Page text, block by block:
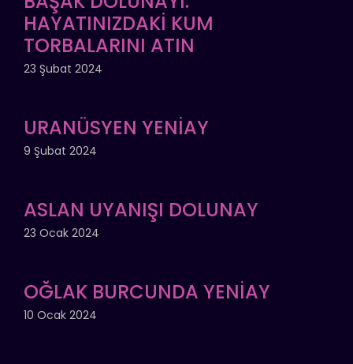
HAYATINIZDAKİ KUM
TORBALARINI ATIN
23 Şubat 2024
URANÜSYEN YENİAY
9 Şubat 2024
ASLAN UYANIŞI DOLUNAY
23 Ocak 2024
OĞLAK BURCUNDA YENİAY
10 Ocak 2024